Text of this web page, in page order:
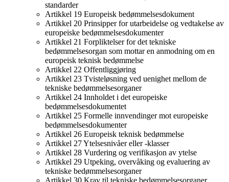
standarder
Artikkel 19 Europeisk bedømmelsesdokument
Artikkel 20 Prinsipper for utarbeidelse og vedtakelse av
europeiske bedømmelsesdokumenter
Artikkel 21 Forpliktelser for det tekniske
bedømmelsesorgan som mottar en anmodning om en
europeisk teknisk bedømmelse
Artikkel 22 Offentliggjøring
Artikkel 23 Tvisteløsning ved uenighet mellom de
tekniske bedømmelsesorganer
Artikkel 24 Innholdet i det europeiske
bedømmelsesdokumentet
Artikkel 25 Formelle innvendinger mot europeiske
bedømmelsesdokumenter
Artikkel 26 Europeisk teknisk bedømmelse
Artikkel 27 Ytelsesnivåer eller -klasser
Artikkel 28 Vurdering og verifikasjon av ytelse
Artikkel 29 Utpeking, overvåking og evaluering av
tekniske bedømmelsesorganer
Artikkel 30 Krav til tekniske bedømmelsesorganer